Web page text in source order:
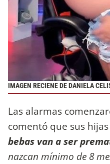
IMAGEN RECIENE DE DANIELA
Las alarmas
comentó que sus
bebas van a ser
nazcan mínimo de 8